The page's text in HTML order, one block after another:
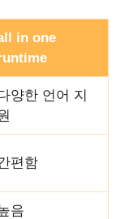
in one
양한 언어 지
편함
음